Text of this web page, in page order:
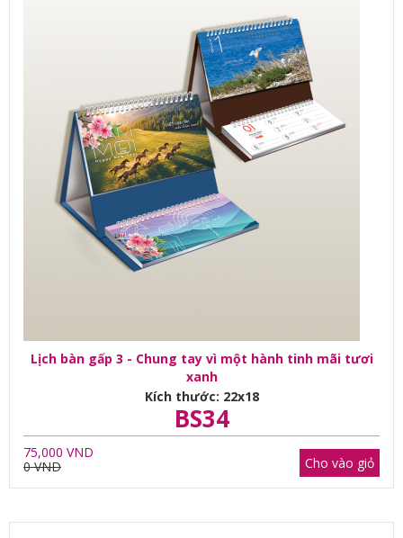
Lịch bàn gấp 3 - Chung tay vì một hành tinh mãi tươi
xanh
Kích thước: 22x18
BS34
75,000 VND
0 VND
Cho vào giỏ